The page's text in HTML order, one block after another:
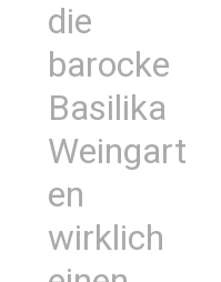
die
barocke
Basilika
Weingart
en
wirklich